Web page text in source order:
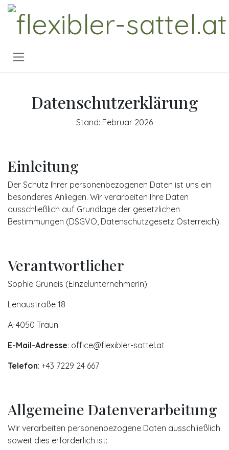
Zum Inhalt springen
Datenschutzerklärung
Stand: Februar 2026
Einleitung
Der Schutz Ihrer personenbezogenen Daten ist uns ein
besonderes Anliegen. Wir verarbeiten Ihre Daten
ausschließlich auf Grundlage der gesetzlichen
Bestimmungen (DSGVO, Datenschutzgesetz Österreich).
Verantwortlicher
Sophie Grüneis (Einzelunternehmerin)
Lenaustraße 18
A-4050 Traun
E-Mail-Adresse: office@flexibler-sattel.at
Telefon: +43 7229 24 667
Allgemeine Datenverarbeitung
Wir verarbeiten personenbezogene Daten ausschließlich
soweit dies erforderlich ist: